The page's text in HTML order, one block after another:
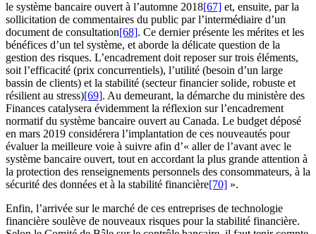
le système bancaire ouvert à l’automne 2018[67] et, ensuite, par la
sollicitation de commentaires du public par l’intermédiaire d’un
document de consultation[68]. Ce dernier présente les mérites et les
bénéfices d’un tel système, et aborde la délicate question de la
gestion des risques. L’encadrement doit reposer sur trois éléments,
soit l’efficacité (prix concurrentiels), l’utilité (besoin d’un large
bassin de clients) et la stabilité (secteur financier solide, robuste et
résilient au stress)[69]. Au demeurant, la démarche du ministère des
Finances catalysera évidemment la réflexion sur l’encadrement
normatif du système bancaire ouvert au Canada. Le budget déposé
en mars 2019 considérera l’implantation de ces nouveautés pour
évaluer la meilleure voie à suivre afin d’« aller de l’avant avec le
système bancaire ouvert, tout en accordant la plus grande attention à
la protection des renseignements personnels des consommateurs, à la
sécurité des données et à la stabilité financière[70] ».
Enfin, l’arrivée sur le marché de ces entreprises de technologie
financière soulève de nouveaux risques pour la stabilité financière.